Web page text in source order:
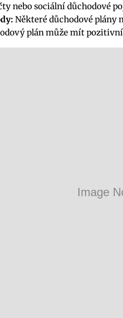
nebo sociální důchodové
Některé důchodové plány
plán může mít pozitivní